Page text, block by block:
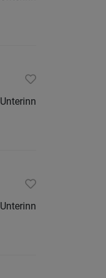
Unterinn
Unterinn